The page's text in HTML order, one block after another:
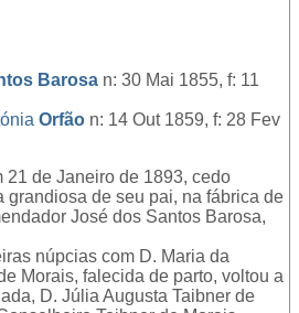
Barosa n: 30 Mai 1855, f: 11
Orfão n: 14 Out 1859, f: 28 Fev
21 de Janeiro de 1893, cedo
grandiosa de seu pai, na fábrica de
José dos Santos Barosa,
núpcias com D. Maria da
Morais, falecida de parto, voltou a
D. Júlia Augusta Taibner de